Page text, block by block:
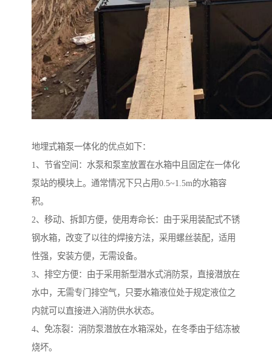
地埋式箱泵一体化的优点如下：
1、节省空间：水泵和泵室放置在水箱中且固定在一体化
泵站的模块上。通常情况下只占用0.5~1.5m的水箱容
积。
2、移动、拆卸方便，使用寿命长：由于采用装配式不锈
钢水箱，改变了以往的焊接方法，采用螺丝装配，适用
性强，安装方便，无需设备。
3、排空方便：由于采用新型潜水式消防泵，直接潜放在
水中，无需专门排空气，只要水箱液位处于规定液位之
内就可以直接进入消防供水状态。
4、免冻裂：消防泵潜放在水箱深处，在冬季由于结冻被
烧坏。